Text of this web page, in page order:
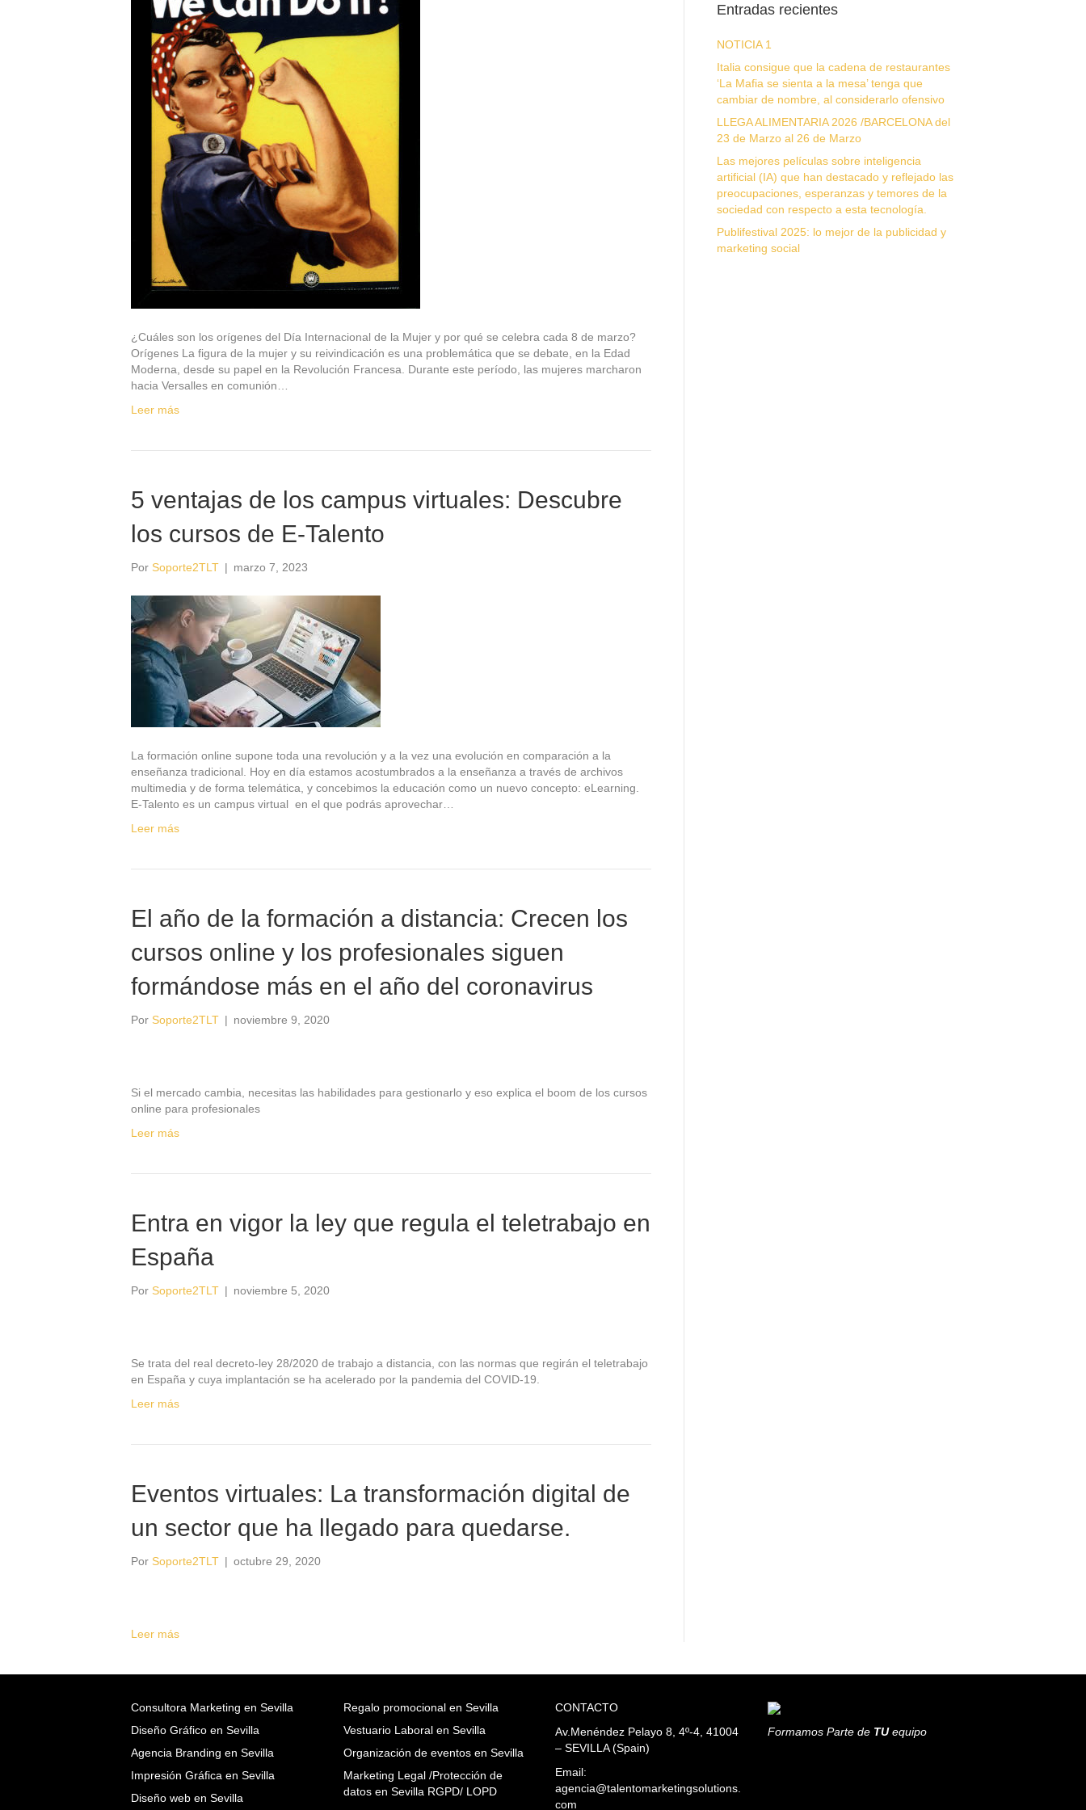
¿Cuáles son los orígenes del Día Internacional de la Mujer y por qué se celebra cada 8 de marzo?
Orígenes La figura de la mujer y su reivindicación es una problemática que se debate, en la Edad
Moderna, desde su papel en la Revolución Francesa. Durante este período, las mujeres marcharon
hacia Versalles en comunión…
Leer más
5 ventajas de los campus virtuales: Descubre
los cursos de E-Talento
Por Soporte2TLT | marzo 7, 2023
La formación online supone toda una revolución y a la vez una evolución en comparación a la
enseñanza tradicional. Hoy en día estamos acostumbrados a la enseñanza a través de archivos
multimedia y de forma telemática, y concebimos la educación como un nuevo concepto: eLearning.
E-Talento es un campus virtual en el que podrás aprovechar…
Leer más
El año de la formación a distancia: Crecen los
cursos online y los profesionales siguen
formándose más en el año del coronavirus
Por Soporte2TLT | noviembre 9, 2020
Si el mercado cambia, necesitas las habilidades para gestionarlo y eso explica el boom de los cursos
online para profesionales
Leer más
Entra en vigor la ley que regula el teletrabajo en
España
Por Soporte2TLT | noviembre 5, 2020
Se trata del real decreto-ley 28/2020 de trabajo a distancia, con las normas que regirán el teletrabajo
en España y cuya implantación se ha acelerado por la pandemia del COVID-19.
Leer más
Eventos virtuales: La transformación digital de
un sector que ha llegado para quedarse.
Por Soporte2TLT | octubre 29, 2020
Leer más
Entradas recientes
NOTICIA 1
Italia consigue que la cadena de restaurantes
‘La Mafia se sienta a la mesa’ tenga que
cambiar de nombre, al considerarlo ofensivo
LLEGA ALIMENTARIA 2026 /BARCELONA del
23 de Marzo al 26 de Marzo
Las mejores películas sobre inteligencia
artificial (IA) que han destacado y reflejado las
preocupaciones, esperanzas y temores de la
sociedad con respecto a esta tecnología.
Publifestival 2025: lo mejor de la publicidad y
marketing social
Consultora Marketing en Sevilla
Diseño Gráfico en Sevilla
Agencia Branding en Sevilla
Impresión Gráfica en Sevilla
Diseño web en Sevilla
Regalo promocional en Sevilla
Vestuario Laboral en Sevilla
Organización de eventos en Sevilla
Marketing Legal /Protección de
datos en Sevilla RGPD/ LOPD
CONTACTO
Av.Menéndez Pelayo 8, 4º-4, 41004
– SEVILLA (Spain)
Email:
agencia@talentomarketingsolutions.
com
Formamos Parte de TUequipo